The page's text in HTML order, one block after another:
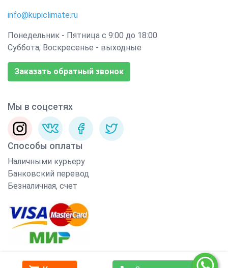
info@kupiclimate.ru
Понедельник - Пятница с 9:00 до 18:00
Суббота, Воскресенье - выходные
Заказать обратный звонок
Мы в соцсетях
Способы оплаты
Наличными курьеру
Банковский перевод
Безналичная, счет